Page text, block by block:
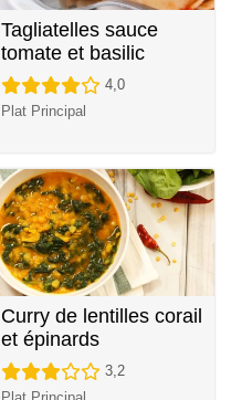
Tagliatelles sauce
tomate et basilic
4,0
Plat Principal
Curry de lentilles corail
et épinards
3,2